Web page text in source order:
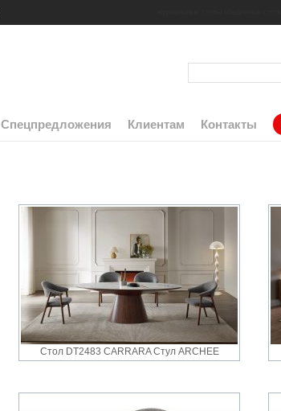
Спецпредложения Клиентам Контакты
Стол DT2483 CARRARA Стул ARCHEE